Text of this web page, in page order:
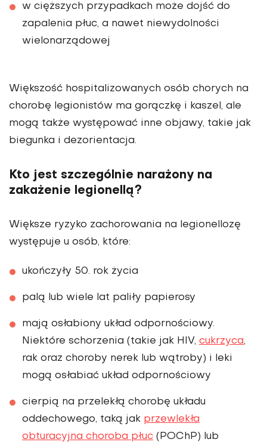
w cięższych przypadkach może dojść do
zapalenia płuc, a nawet niewydolności
wielonarządowej
Większość hospitalizowanych osób chorych na
chorobę legionistów ma gorączkę i kaszel, ale
mogą także występować inne objawy, takie jak
biegunka i dezorientacja.
Kto jest szczególnie narażony na
zakażenie legionellą?
Większe ryzyko zachorowania na legionellozę
występuje u osób, które:
ukończyły 50. rok życia
palą lub wiele lat paliły papierosy
mają osłabiony układ odpornościowy.
Niektóre schorzenia (takie jak HIV, cukrzyca,
rak oraz choroby nerek lub wątroby) i leki
mogą osłabiać układ odpornościowy
cierpią na przelekłą chorobę układu
oddechowego, taką jak przewlekła
obturacyjna choroba płuc (POChP) lub